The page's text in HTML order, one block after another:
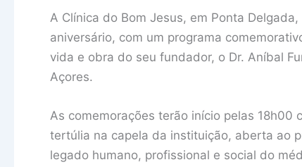
A Clínica do Bom Jesus, em Ponta
aniversário, com um programa
vida e obra do seu fundador, o Dr. Aníbal
Açores.
As comemorações terão início pelas 18h00
tertúlia na capela da instituição, aberta ao
legado humano, profissional e social do